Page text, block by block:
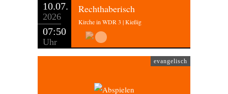
10.07.
2026
07:50
Uhr
Rechthaberisch
Kirche in WDR 3 | Kießig
evangelisch